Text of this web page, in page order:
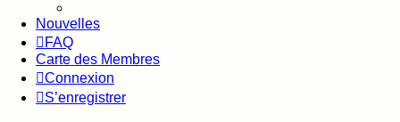
Nouvelles
FAQ
Carte des Membres
Connexion
S’enregistrer